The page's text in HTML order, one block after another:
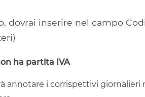
dovrai inserire nel campo
ha partita IVA
annotare i corrispettivi giornalieri